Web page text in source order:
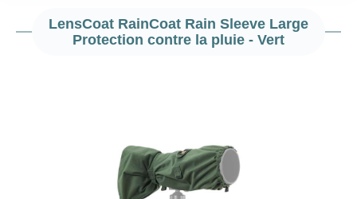
LensCoat RainCoat Rain Sleeve Large
Protection contre la pluie - Vert